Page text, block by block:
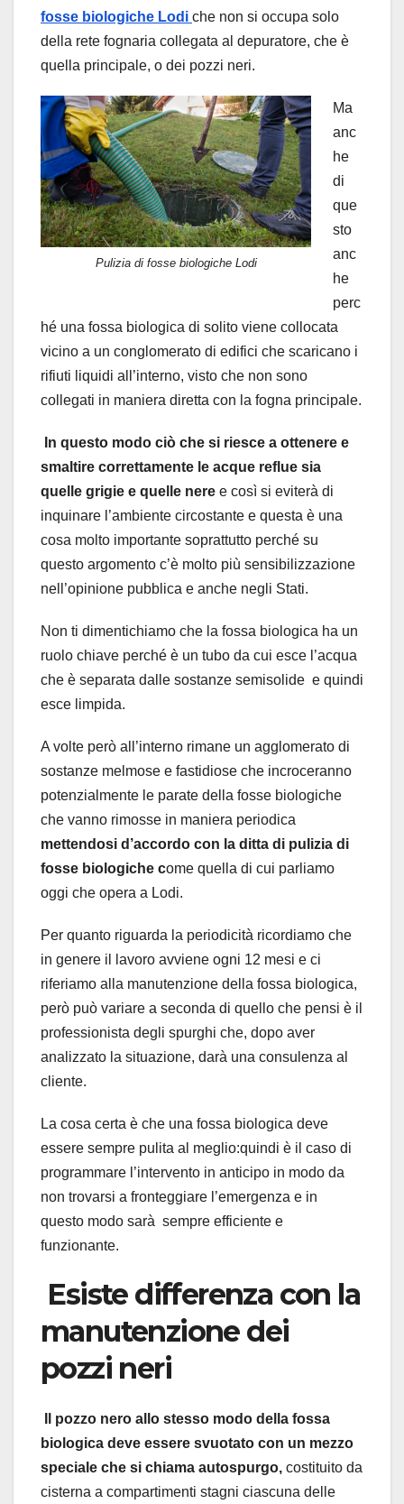
fosse biologiche Lodi che non si occupa solo
della rete fognaria collegata al depuratore, che è
quella principale, o dei pozzi neri.
Pulizia di fosse biologiche Lodi
Ma
anc
he
di
que
sto
anc
he
perc
hé una fossa biologica di solito viene collocata
vicino a un conglomerato di edifici che scaricano i
rifiuti liquidi all’interno, visto che non sono
collegati in maniera diretta con la fogna principale.
In questo modo ciò che si riesce a ottenere e
smaltire correttamente le acque reflue sia
quelle grigie e quelle nere e così si eviterà di
inquinare l’ambiente circostante e questa è una
cosa molto importante soprattutto perché su
questo argomento c’è molto più sensibilizzazione
nell’opinione pubblica e anche negli Stati.
Non ti dimentichiamo che la fossa biologica ha un
ruolo chiave perché è un tubo da cui esce l’acqua
che è separata dalle sostanze semisolide e quindi
esce limpida.
A volte però all’interno rimane un agglomerato di
sostanze melmose e fastidiose che incroceranno
potenzialmente le parate della fosse biologiche
che vanno rimosse in maniera periodica
mettendosi d’accordo con la ditta di pulizia di
fosse biologiche come quella di cui parliamo
oggi che opera a Lodi.
Per quanto riguarda la periodicità ricordiamo che
in genere il lavoro avviene ogni 12 mesi e ci
riferiamo alla manutenzione della fossa biologica,
però può variare a seconda di quello che pensi è il
professionista degli spurghi che, dopo aver
analizzato la situazione, darà una consulenza al
cliente.
La cosa certa è che una fossa biologica deve
essere sempre pulita al meglio:quindi è il caso di
programmare l’intervento in anticipo in modo da
non trovarsi a fronteggiare l’emergenza e in
questo modo sarà sempre efficiente e
funzionante.
Esiste differenza con la
manutenzione dei
pozzi neri
Il pozzo nero allo stesso modo della fossa
biologica deve essere svuotato con un mezzo
speciale che si chiama autospurgo, costituito da
cisterna a compartimenti stagni ciascuna delle